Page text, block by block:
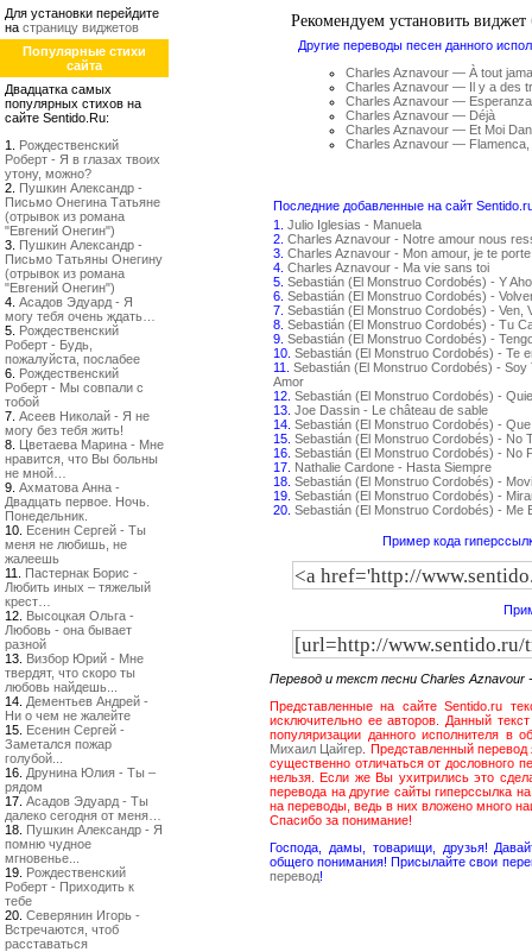
Для установки перейдите
на страницу виджетов
Популярные стихи
сайта
Двадцатка самых
популярных стихов на
сайте Sentido.Ru:
1. Рождественский
Роберт - Я в глазах твоих
утону, можно?
2. Пушкин Александр -
Письмо Онегина Татьяне
(отрывок из романа
"Евгений Онегин")
3. Пушкин Александр -
Письмо Татьяны Онегину
(отрывок из романа
"Евгений Онегин")
4. Асадов Эдуард - Я
могу тебя очень ждать…
5. Рождественский
Роберт - Будь,
пожалуйста, послабее
6. Рождественский
Роберт - Мы совпали с
тобой
7. Асеев Николай - Я не
могу без тебя жить!
8. Цветаева Марина - Мне
нравится, что Вы больны
не мной…
9. Ахматова Анна -
Двадцать первое. Ночь.
Понедельник.
10. Есенин Сергей - Ты
меня не любишь, не
жалеешь
11. Пастернак Борис -
Любить иных – тяжелый
крест…
12. Высоцкая Ольга -
Любовь - она бывает
разной
13. Визбор Юрий - Мне
твердят, что скоро ты
любовь найдешь...
14. Дементьев Андрей -
Ни о чем не жалейте
15. Есенин Сергей -
Заметался пожар
голубой...
16. Друнина Юлия - Ты –
рядом
17. Асадов Эдуард - Ты
далеко сегодня от меня…
18. Пушкин Александр - Я
помню чудное
мгновенье...
19. Рождественский
Роберт - Приходить к
тебе
20. Северянин Игорь -
Встречаются, чтоб
расставаться
Рекомендуем установить виджет
Другие переводы песен данного
Charles Aznavour — À tout
Charles Aznavour — Il y a des
Charles Aznavour — Esperanza
Charles Aznavour — Déjà
Charles Aznavour — Et Moi
Charles Aznavour — Flamenca,
Последние добавленные на сайт
1. Julio Iglesias - Manuela
2. Charles Aznavour - Notre amour nous
3. Charles Aznavour - Mon amour, je te
4. Charles Aznavour - Ma vie sans toi
5. Sebastián (El Monstruo Cordobés) - Y
6. Sebastián (El Monstruo Cordobés) -
7. Sebastián (El Monstruo Cordobés) - Ven,
8. Sebastián (El Monstruo Cordobés) - Tu
9. Sebastián (El Monstruo Cordobés) -
10. Sebastián (El Monstruo Cordobés) - Te
11. Sebastián (El Monstruo Cordobés) - Soy
Amor
12. Sebastián (El Monstruo Cordobés) -
13. Joe Dassin - Le château de sable
14. Sebastián (El Monstruo Cordobés) -
15. Sebastián (El Monstruo Cordobés) - No
16. Sebastián (El Monstruo Cordobés) - No
17. Nathalie Cardone - Hasta Siempre
18. Sebastián (El Monstruo Cordobés) -
19. Sebastián (El Monstruo Cordobés) -
20. Sebastián (El Monstruo Cordobés) - Me
Пример кода
Перевод и текст песни Charles
Представленные на сайте Sentido.ru
исключительно ее авторов. Данный
популяризации данного исполнителя
Михаил Цайгер . Представленный
существенно отличаться от дословного
нельзя. Если же Вы ухитрились это
перевода на другие сайты гиперссылка
на переводы, ведь в них вложено много
Спасибо за понимание!
Господа, дамы, товарищи, друзья!
общего понимания! Присылайте свои
перевод!